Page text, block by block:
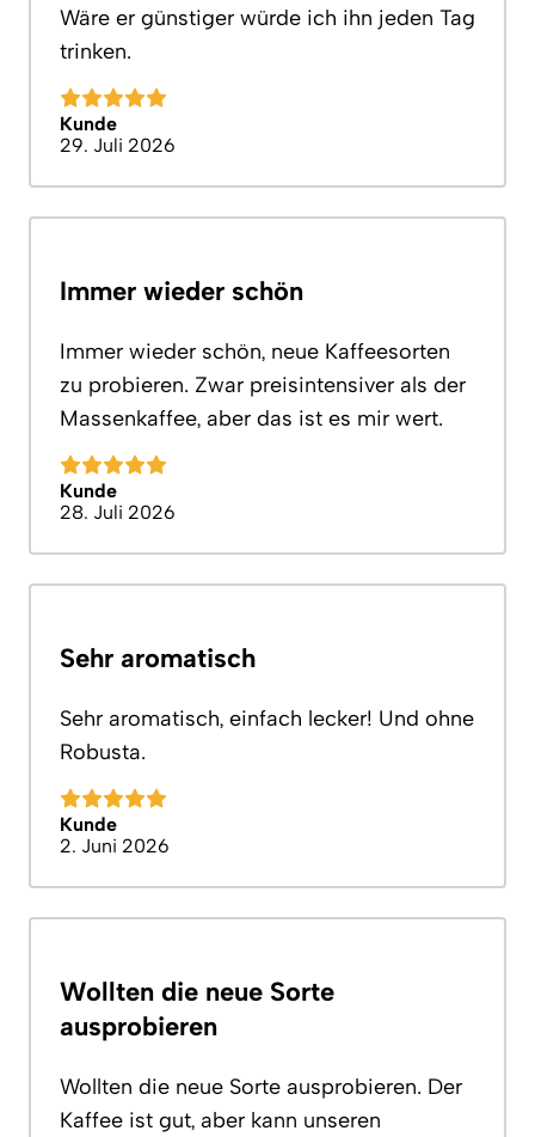
Wäre er günstiger würde ich ihn jeden Tag
trinken.
Kunde
29. Juli 2026
Immer wieder schön
Immer wieder schön, neue Kaffeesorten
zu probieren. Zwar preisintensiver als der
Massenkaffee, aber das ist es mir wert.
Kunde
28. Juli 2026
Sehr aromatisch
Sehr aromatisch, einfach lecker! Und ohne
Robusta.
Kunde
2. Juni 2026
Wollten die neue Sorte
ausprobieren
Wollten die neue Sorte ausprobieren. Der
Kaffee ist gut, aber kann unseren